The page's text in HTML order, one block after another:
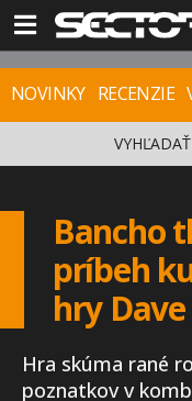
NOVINKY RECENZIE
VYHĽADAŤ
Bancho
príbeh
hry
Hra skúma rané
poznatkov v